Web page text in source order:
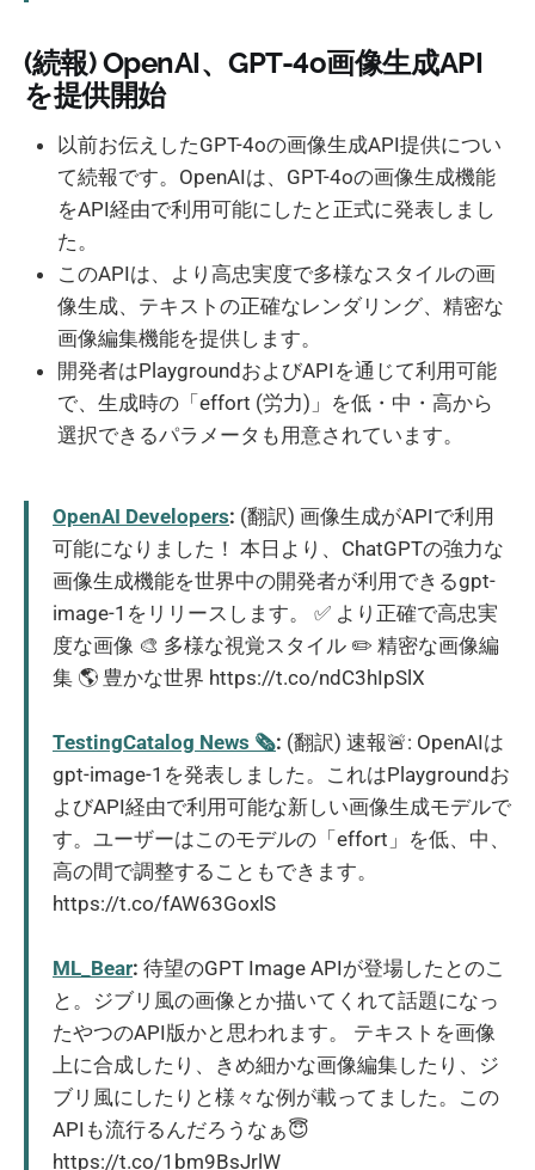
(続報) OpenAI、GPT-4o画像生成API
を提供開始
以前お伝えしたGPT-4oの画像生成API提供につい
て続報です。OpenAIは、GPT-4oの画像生成機能
をAPI経由で利用可能にしたと正式に発表しまし
た。
このAPIは、より高忠実度で多様なスタイルの画
像生成、テキストの正確なレンダリング、精密な
画像編集機能を提供します。
開発者はPlaygroundおよびAPIを通じて利用可能
で、生成時の「effort (労力)」を低・中・高から
選択できるパラメータも用意されています。
OpenAI Developers: (翻訳) 画像生成がAPIで利用
可能になりました！ 本日より、ChatGPTの強力な
画像生成機能を世界中の開発者が利用できるgpt-
image-1をリリースします。 ✅ より正確で高忠実
度な画像 🎨 多様な視覚スタイル ✏️ 精密な画像編
集 🌎 豊かな世界 https://t.co/ndC3hIpSlX
TestingCatalog News 🗞: (翻訳) 速報🚨: OpenAIは
gpt-image-1を発表しました。これはPlaygroundお
よびAPI経由で利用可能な新しい画像生成モデルで
す。ユーザーはこのモデルの「effort」を低、中、
高の間で調整することもできます。
https://t.co/fAW63GoxlS
ML_Bear: 待望のGPT Image APIが登場したとのこ
と。ジブリ風の画像とか描いてくれて話題になっ
たやつのAPI版かと思われます。 テキストを画像
上に合成したり、きめ細かな画像編集したり、ジ
ブリ風にしたりと様々な例が載ってました。この
APIも流行るんだろうなぁ😇
https://t.co/1bm9BsJrlW